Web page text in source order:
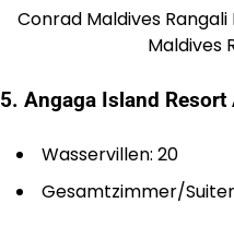
Conrad Maldives
Maldives
5. Angaga Island Resort
Wasservillen: 20
Gesamtzimmer/